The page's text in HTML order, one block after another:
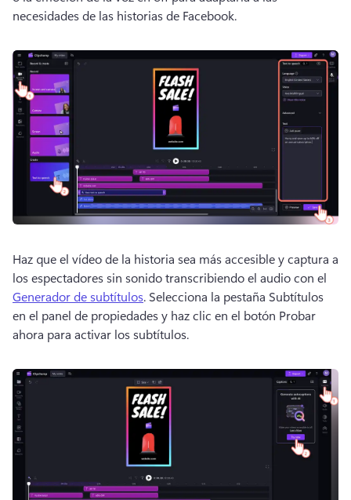
necesidades de las historias de Facebook.
Haz que el vídeo de la historia sea más accesible y captura a
los espectadores sin sonido transcribiendo el audio con el
Generador de subtítulos. Selecciona la pestaña Subtítulos
en el panel de propiedades y haz clic en el botón Probar
ahora para activar los subtítulos.